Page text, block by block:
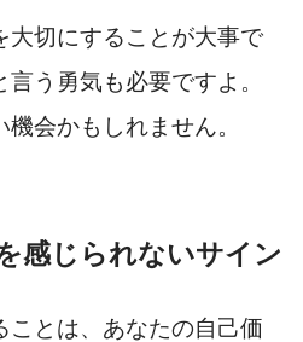
大切にすることが大事で
う勇気も必要ですよ。
会かもしれません。
感じられないサイン
ことは、あなたの自己価